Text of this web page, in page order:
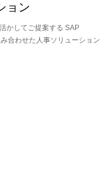
ョン
かしてご提案する SAP
合わせた人事ソリューション